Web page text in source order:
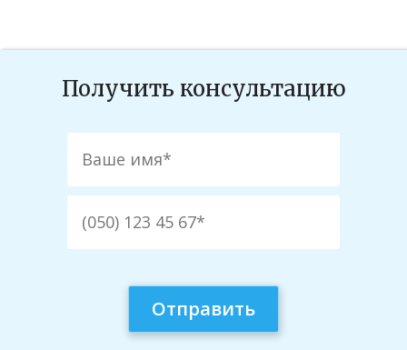
Получить консультацию